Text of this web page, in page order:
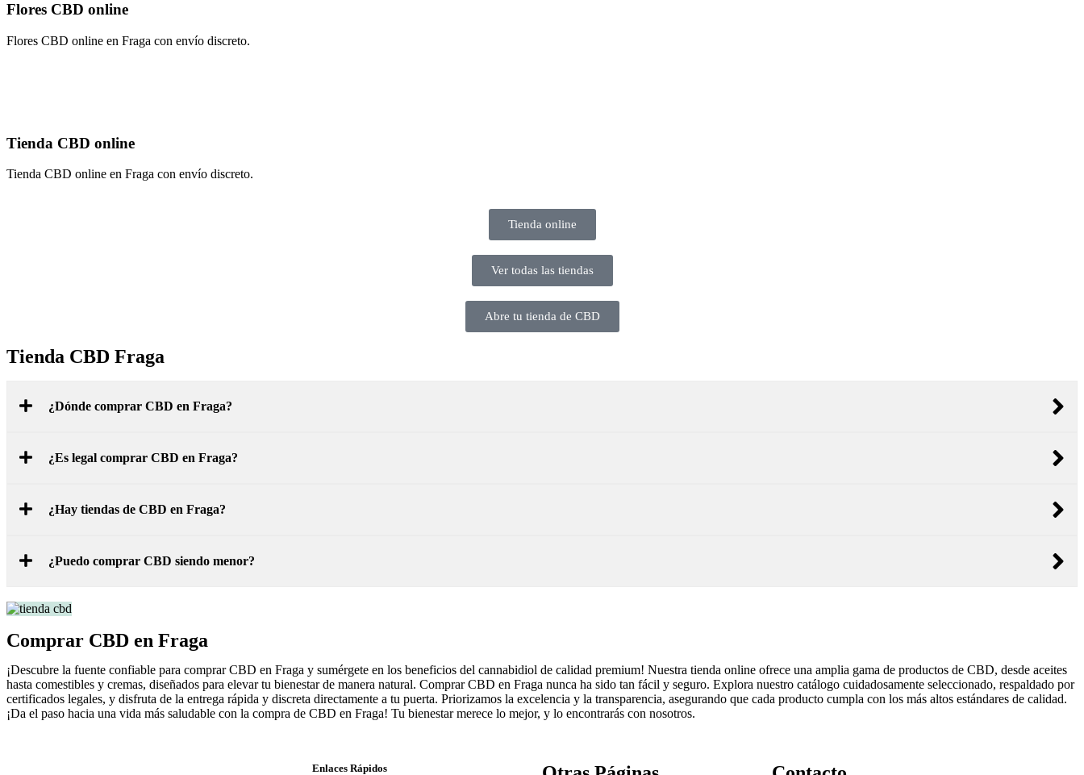
Flores CBD online
Flores CBD online en Fraga con envío discreto.
Tienda CBD online
Tienda CBD online en Fraga con envío discreto.
Tienda online
Ver todas las tiendas
Abre tu tienda de CBD
Tienda CBD Fraga
¿Dónde comprar CBD en Fraga?
¿Es legal comprar CBD en Fraga?
¿Hay tiendas de CBD en Fraga?
¿Puedo comprar CBD siendo menor?
Comprar CBD en Fraga
¡Descubre la fuente confiable para comprar CBD en Fraga y sumérgete en los beneficios del cannabidiol de calidad premium! Nuestra tienda online ofrece una amplia gama de productos de CBD, desde aceites
hasta comestibles y cremas, diseñados para elevar tu bienestar de manera natural. Comprar CBD en Fraga nunca ha sido tan fácil y seguro. Explora nuestro catálogo cuidadosamente seleccionado, respaldado por
certificados legales, y disfruta de la entrega rápida y discreta directamente a tu puerta. Priorizamos la excelencia y la transparencia, asegurando que cada producto cumpla con los más altos estándares de calidad.
¡Da el paso hacia una vida más saludable con la compra de CBD en Fraga! Tu bienestar merece lo mejor, y lo encontrarás con nosotros.
Enlaces Rápidos